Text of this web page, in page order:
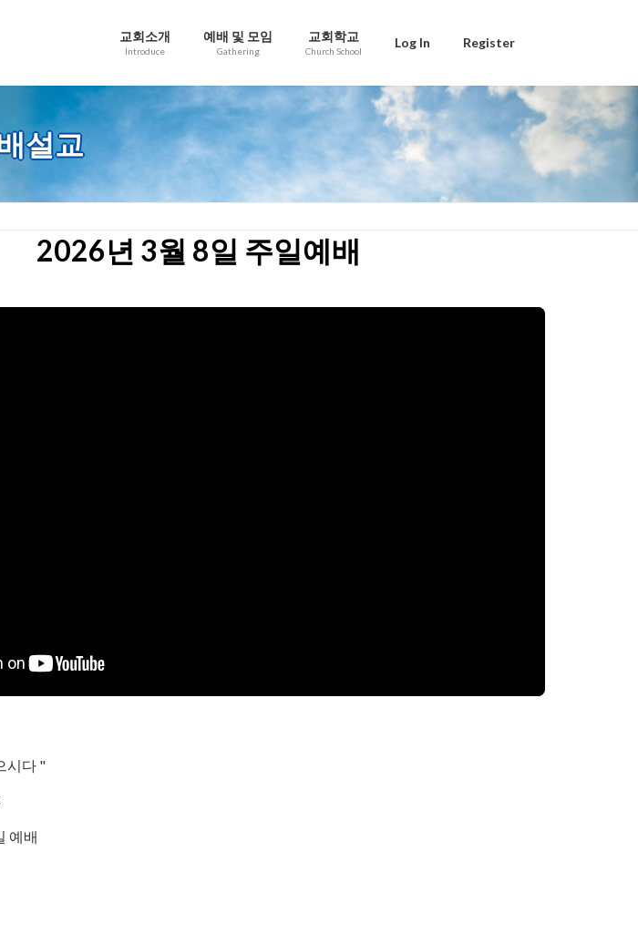
교회소개
Introduce
예배 및 모임
Gathering
교회학교
Church School
Log In Register
설교
2026년 3월 8일 주일예배
시다 "
예배